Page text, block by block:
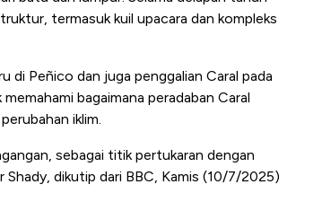
termasuk kuil upacara dan kompleks
di Peñico dan juga penggalian Caral pada
bagaimana peradaban Caral
iklim.
sebagai titik pertukaran dengan
dikutip dari BBC, Kamis (10/7/2025)